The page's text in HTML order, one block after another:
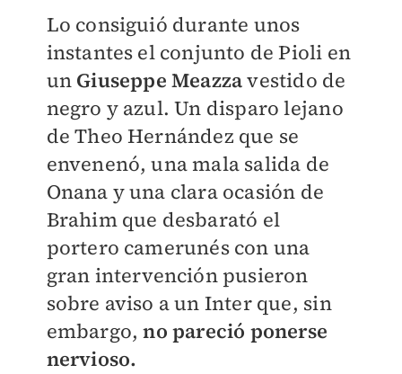
Lo consiguió durante unos
instantes el conjunto de Pioli en
un Giuseppe Meazzavestido de
negro y azul. Un disparo lejano
de Theo Hernández que se
envenenó, una mala salida de
Onana y una clara ocasión de
Brahim que desbarató el
portero camerunés con una
gran intervención pusieron
sobre aviso a un Inter que, sin
embargo,no pareció ponerse
nervioso.